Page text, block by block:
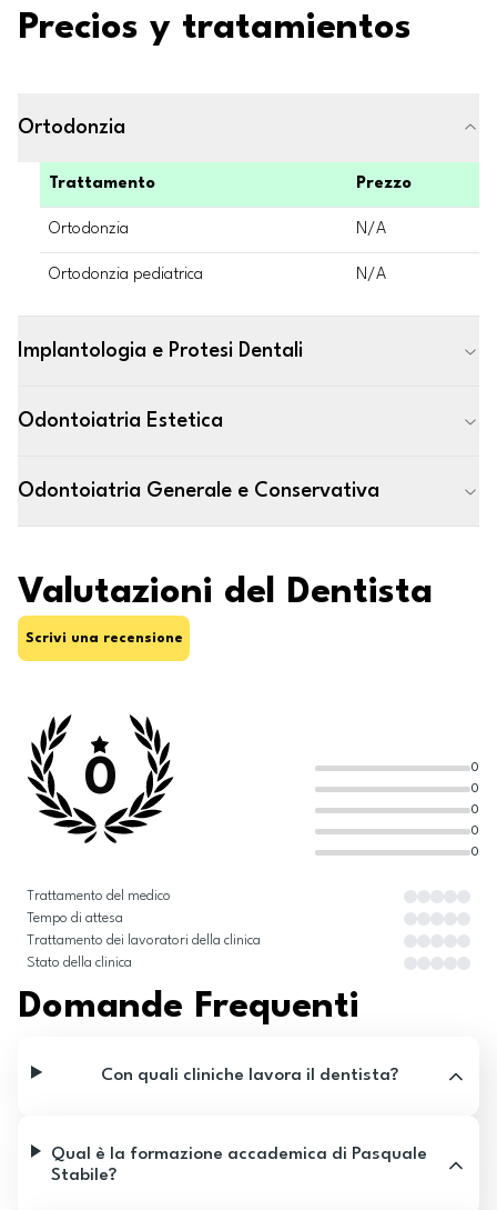
Precios y tratamientos
Ortodonzia
Trattamento Prezzo
Ortodonzia N/A
Ortodonzia pediatrica N/A
Implantologia e Protesi Dentali
Odontoiatria Estetica
Odontoiatria Generale e Conservativa
Valutazioni del Dentista
Scrivi una recensione
0
0
0
0
0
0
Trattamento del medico
Tempo di attesa
Trattamento dei lavoratori della clinica
Stato della clinica
Domande Frequenti
Con quali cliniche lavora il dentista?
Qual è la formazione accademica di Pasquale
Stabile?